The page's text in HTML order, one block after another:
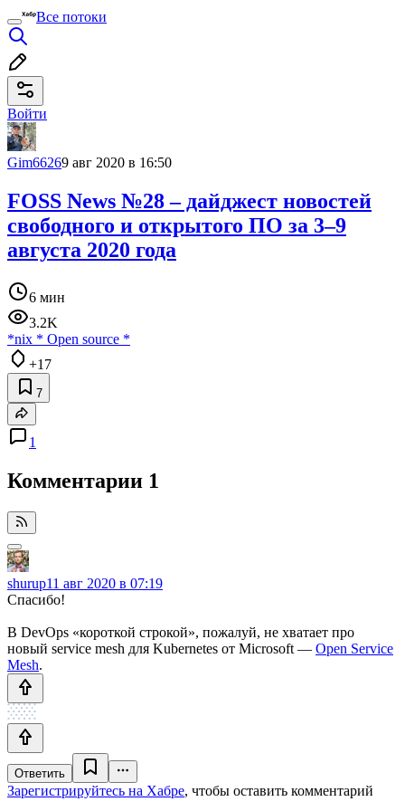
Все потоки
Войти
Gim66269 авг 2020 в 16:50
FOSS News №28 – дайджест новостей
свободного и открытого ПО за 3–9
августа 2020 года
6 мин
3.2K
*nix * Open source *
+17
7
1
Комментарии 1
shurup11 авг 2020 в 07:19
Спасибо!
В DevOps «короткой строкой», пожалуй, не хватает про
новый service mesh для Kubernetes от Microsoft — Open Service
Mesh.
Ответить
Зарегистрируйтесь на Хабре, чтобы оставить комментарий